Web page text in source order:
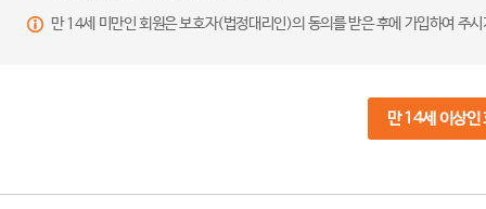
만 14세 미만인 회원은 보호자(법정대리인)의 동의를 받은 후에 가입하여 주
만 14세 이상인